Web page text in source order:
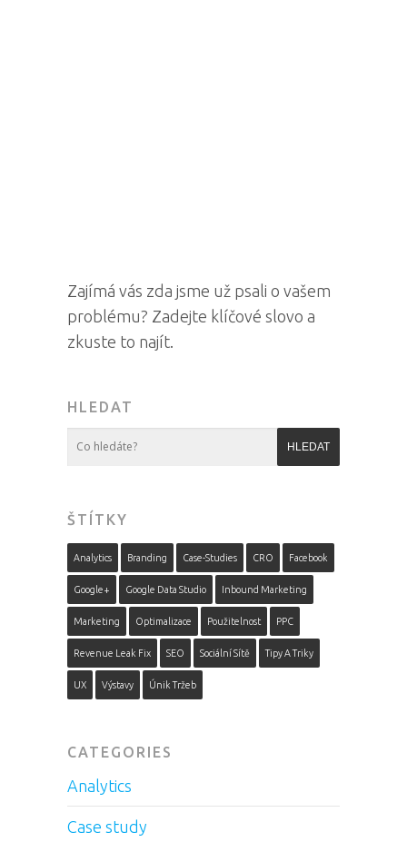
Zajímá vás zda jsme už psali o vašem
problému? Zadejte klíčové slovo a
zkuste to najít.
HLEDAT
ŠTÍTKY
Analytics Branding Case-Studies CRO Facebook
Google+ Google Data Studio Inbound Marketing
Marketing Optimalizace Použitelnost PPC
Revenue Leak Fix SEO Sociální Sítě Tipy A Triky
UX Výstavy Únik Tržeb
CATEGORIES
Analytics
Case study